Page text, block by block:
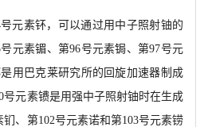
元素钚，可以通过用中子照射铀的
号元素镅、第96号元素锔、第97号元
用 巴克莱研究所的回旋加速器制成
号元素镄是用强中子照射铀时在生成
、第102号元素诺和第103号元素铹